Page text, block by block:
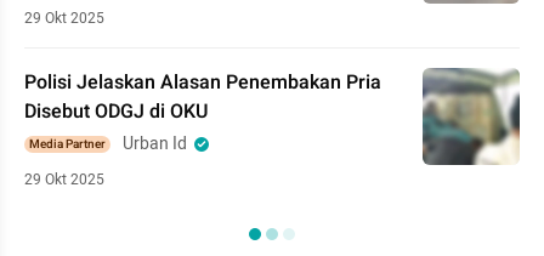
29 Okt 2025
Polisi Jelaskan Alasan Penembakan Pria
Disebut ODGJ di OKU
Media Partner Urban Id
29 Okt 2025